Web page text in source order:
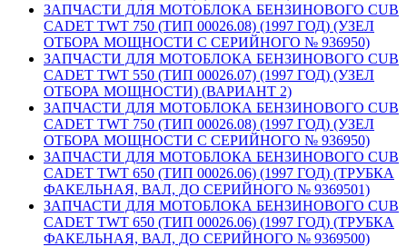
ЗАПЧАСТИ ДЛЯ МОТОБЛОКА БЕНЗИНОВОГО CUB
CADET TWT 750 (ТИП 00026.08) (1997 ГОД) (УЗЕЛ
ОТБОРА МОЩНОСТИ С СЕРИЙНОГО № 936950)
ЗАПЧАСТИ ДЛЯ МОТОБЛОКА БЕНЗИНОВОГО CUB
CADET TWT 550 (ТИП 00026.07) (1997 ГОД) (УЗЕЛ
ОТБОРА МОЩНОСТИ) (ВАРИАНТ 2)
ЗАПЧАСТИ ДЛЯ МОТОБЛОКА БЕНЗИНОВОГО CUB
CADET TWT 750 (ТИП 00026.08) (1997 ГОД) (УЗЕЛ
ОТБОРА МОЩНОСТИ С СЕРИЙНОГО № 936950)
ЗАПЧАСТИ ДЛЯ МОТОБЛОКА БЕНЗИНОВОГО CUB
CADET TWT 650 (ТИП 00026.06) (1997 ГОД) (ТРУБКА
ФАКЕЛЬНАЯ, ВАЛ, ДО СЕРИЙНОГО № 9369501)
ЗАПЧАСТИ ДЛЯ МОТОБЛОКА БЕНЗИНОВОГО CUB
CADET TWT 650 (ТИП 00026.06) (1997 ГОД) (ТРУБКА
ФАКЕЛЬНАЯ, ВАЛ, ДО СЕРИЙНОГО № 9369500)